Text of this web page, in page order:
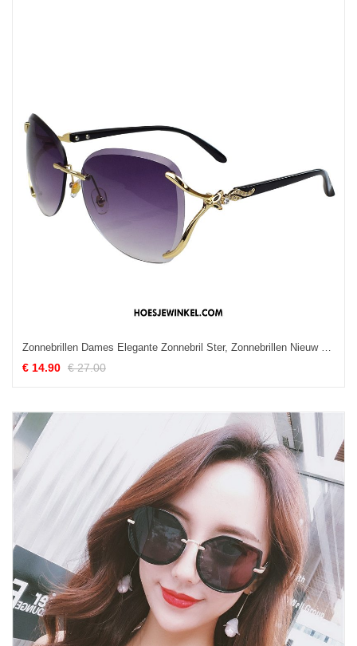
€ 14.90 € 27.00